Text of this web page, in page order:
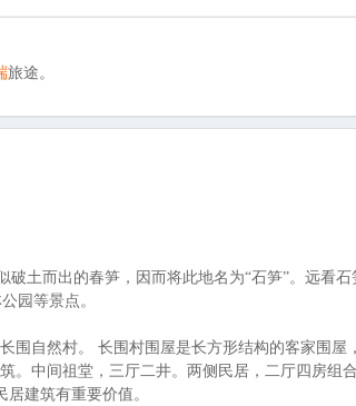
旅途。
土而出的春笋，因而将此地名为“石笋”。远看
园等景点。
自然村。 长围村围屋是长方形结构的客家围屋
中间祖堂，三厅二井。两侧民居，二厅四房
建筑有重要价值。